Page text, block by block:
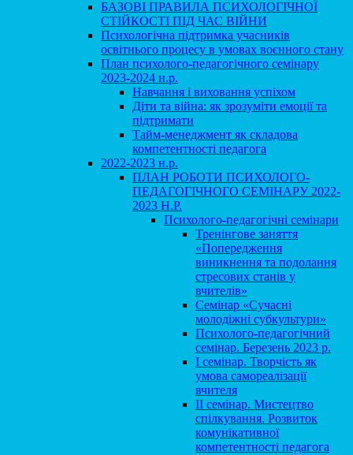
БАЗОВІ ПРАВИЛА ПСИХОЛОГІЧНОЇ
СТІЙКОСТІ ПІД ЧАС ВІЙНИ
Психологічна підтримка учасників
освітнього процесу в умовах воєнного стану
План психолого-педагогічного семінару
2023-2024 н.р.
Навчання і виховання успіхом
Діти та війна: як зрозуміти емоції та
підтримати
Тайм-менеджмент як складова
компетентності педагога
2022-2023 н.р.
ПЛАН РОБОТИ ПСИХОЛОГО-
ПЕДАГОГІЧНОГО СЕМІНАРУ 2022-
2023 Н.Р.
Психолого-педагогічні семінари
Тренінгове заняття
«Попередження
виникнення та подолання
стресових станів у
вчителів»
Семінар «Сучасні
молодіжні субкультури»
Психолого-педагогічний
семінар. Березень 2023 р.
І семінар. Творчість як
умова самореалізації
вчителя
ІІ семінар. Мистецтво
спілкування. Розвиток
комунікативної
компетентності педагога